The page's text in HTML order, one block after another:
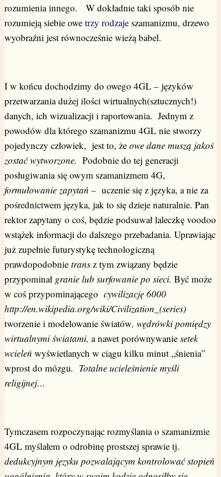
rozumienia innego. W dokładnie taki sposób nie
rozumieją siebie owe trzy rodzajeszamanizmu, drzewo
wyobraźni jest równocześnie wieżą babel.
I w końcu dochodzimy do owego 4GL – języków
przetwarzania dużej ilości wirtualnych(sztucznych!)
danych, ich wizualizacji i raportowania. Jednym z
powodów dla którego szamanizmu 4GL nie stworzy
pojedynczy człowiek, jest to, że owe dane muszą jakoś
zostać wytworzone. Podobnie do tej generacji
posługiwania się owym szamanizmem 4G,
formułowanie zapytań – uczenie się z języka, a nie za
pośrednictwem języka, jak to się dzieje naturalnie. Pan
rektor zapytany o coś, będzie podsuwał laleczkę voodoo
wstążek informacji do dalszego przebadania. Uprawiając
już zupełnie futurystykę technologiczną
prawdopodobnie trans z tym związany będzie
przypominał granie lub surfowanie po sieci. Być może
w coś przypominającego cywilizację 6000
http://en.wikipedia.org/wiki/Civilization_(series)
tworzenie i modelowanie światów, wędrówki pomiędzy
wirtualnymi światami, a nawet porównywaniesetek
wcieleń wyświetlanych w ciągu kilku minut „śnienia”
wprost do mózgu. Totalne ucieleśnienie myśli
religijnej…
Tymczasem rozpoczynając rozmyślania o szamanizmie
4GL myślałem o odrobinę prostszej sprawie tj.
dedukcyjnym języku pozwalającym kontrolować stopień